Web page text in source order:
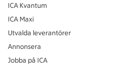
ICA Kvantum
ICA Maxi
Utvalda leverantörer
Annonsera
Jobba på ICA